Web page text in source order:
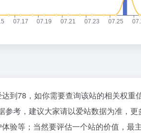
到78，如你需要查询该站的相关权重
参考，建议大家请以爱站数据为准，
验等；当然要评估一个站的价值，